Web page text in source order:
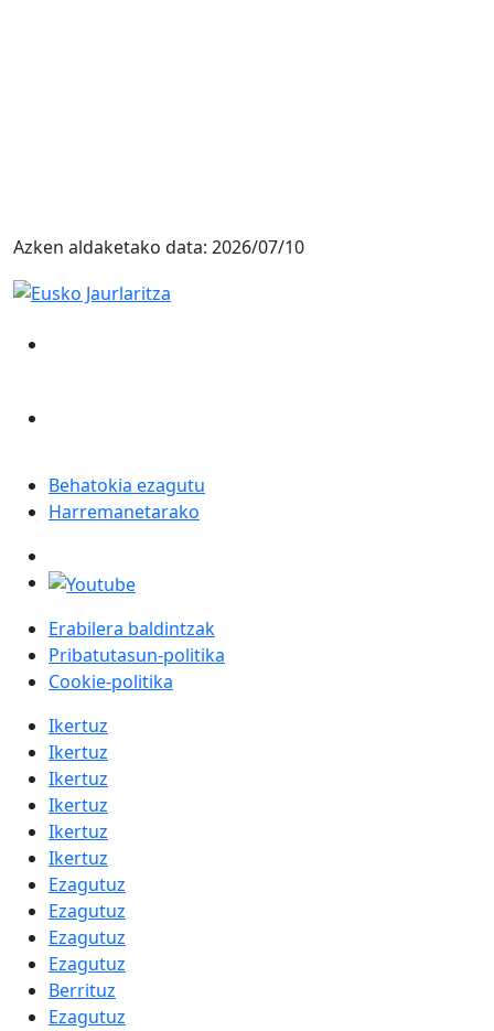
Azken aldaketako data: 2026/07/10
Behatokia ezagutu
Harremanetarako
Erabilera baldintzak
Pribatutasun-politika
Cookie-politika
Ikertuz
Ikertuz
Ikertuz
Ikertuz
Ikertuz
Ikertuz
Ezagutuz
Ezagutuz
Ezagutuz
Ezagutuz
Berrituz
Ezagutuz